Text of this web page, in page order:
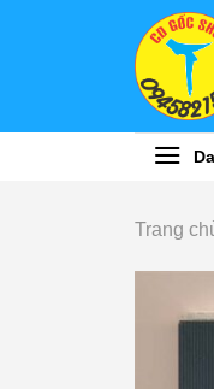
Trang